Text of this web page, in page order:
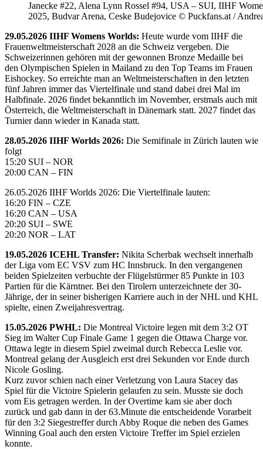
Janecke #22, Alena Lynn Rossel #94, USA – SUI, IIHF
2025, Budvar Arena, Ceske Budejovice © Puckfans.at /
29.05.2026 IIHF Womens Worlds: Heute wurde vom IIHF die
Frauenweltmeisterschaft 2028 an die Schweiz vergeben. Die
Schweizerinnen gehören mit der gewonnen Bronze Medaille bei
den Olympischen Spielen in Mailand zu den Top Teams im Frauen
Eishockey. So erreichte man an Weltmeisterschaften in den letzten
fünf Jahren immer das Viertelfinale und stand dabei drei Mal im
Halbfinale. 2026 findet bekanntlich im November, erstmals auch mit
Österreich, die Weltmeisterschaft in Dänemark statt. 2027 findet das
Turnier dann wieder in Kanada statt.
28.05.2026 IIHF Worlds 2026: Die Semifinale in Zürich lauten wie
folgt
15:20 SUI – NOR
20:00 CAN – FIN
26.05.2026 IIHF Worlds 2026: Die Viertelfinale lauten:
16:20 FIN – CZE
16:20 CAN – USA
20:20 SUI – SWE
20:20 NOR – LAT
19.05.2026 ICEHL Transfer: Nikita Scherbak wechselt innerhalb
der Liga vom EC VSV zum HC Innsbruck. In den vergangenen
beiden Spielzeiten verbuchte der Flügelstürmer 85 Punkte in 103
Partien für die Kärntner. Bei den Tirolern unterzeichnete der 30-
Jährige, der in seiner bisherigen Karriere auch in der NHL und KHL
spielte, einen Zweijahresvertrag.
15.05.2026 PWHL: Die Montreal Victoire legen mit dem 3:2 OT
Sieg im Walter Cup Finale Game 1 gegen die Ottawa Charge vor.
Ottawa legte in diesem Spiel zweimal durch Rebecca Leslie vor.
Montreal gelang der Ausgleich erst drei Sekunden vor Ende durch
Nicole Gosling.
Kurz zuvor schien nach einer Verletzung von Laura Stacey das
Spiel für die Victoire Spielerin gelaufen zu sein. Musste sie doch
vom Eis getragen werden. In der Overtime kam sie aber doch
zurück und gab dann in der 63.Minute die entscheidende Vorarbeit
für den 3:2 Siegestreffer durch Abby Roque die neben des Games
Winning Goal auch den ersten Victoire Treffer im Spiel erzielen
konnte.